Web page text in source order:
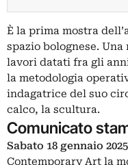
È la prima mostra
spazio bolognese.
lavori datati fra gli
la metodologia
indagatrice del suo
calco, la scultura.
Comunicato
Sabato 18 gennaio 2025
Contemporary Art la